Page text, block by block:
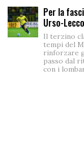
Per la
Urso-
Il terzino
tempi del
rinforzare
passo dal
con i